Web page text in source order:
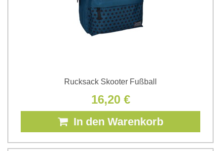
Rucksack Skooter Fußball
16,20 €
In den Warenkorb